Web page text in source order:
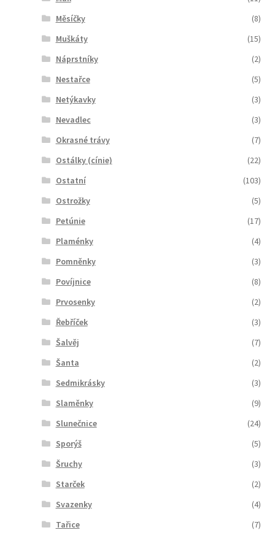
Měsíčky
(8)
Muškáty
(15)
Náprstníky
(2)
Nestařce
(5)
Netýkavky
(3)
Nevadlec
(3)
Okrasné trávy
(7)
Ostálky (cínie)
(22)
Ostatní
(103)
Ostrožky
(5)
Petúnie
(17)
Plaménky
(4)
Pomněnky
(3)
Povíjnice
(8)
Prvosenky
(2)
Řebříček
(3)
Šalvěj
(7)
Šanta
(2)
Sedmikrásky
(3)
Slaměnky
(9)
Slunečnice
(24)
Sporýš
(5)
Šruchy
(3)
Starček
(2)
Svazenky
(4)
Tařice
(7)